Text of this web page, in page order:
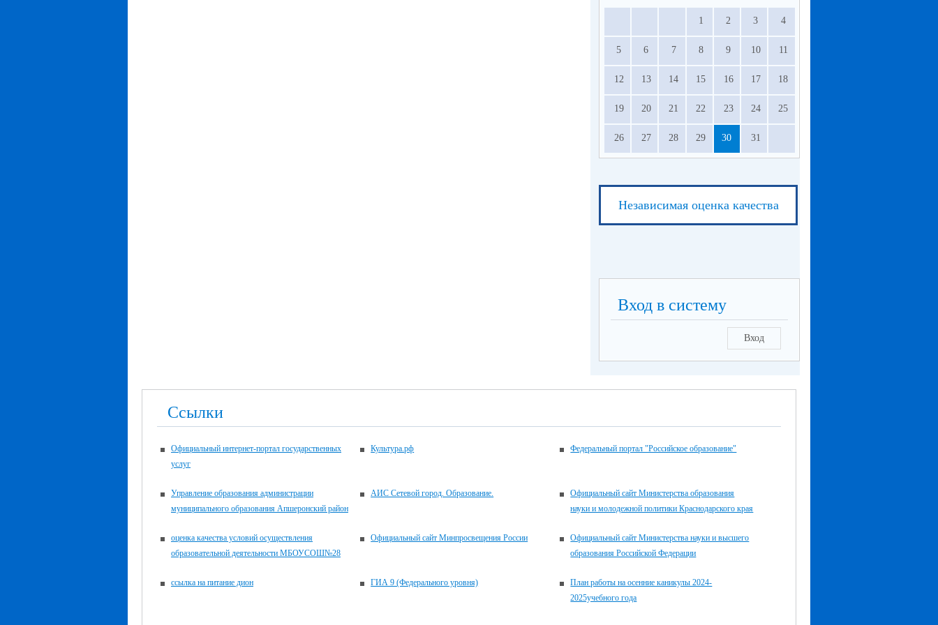
1 2 3 4
5 6 7 8 9 10 11
12 13 14 15 16 17 18
19 20 21 22 23 24 25
26 27 28 29 30 31
Независимая оценка качества
Вход в систему
Вход
Ссылки
Официальный интернет-портал государственных
услуг
Культура.рф Федеральный портал "Российское образование"
Управление образования администрации
муниципального образования Апшеронский район
АИС Сетевой город. Образование.
Официальный сайт Министерства образования
науки и молодежной политики Краснодарского края
оценка качества условий осуществления
образовательной деятельности МБОУСОШ№28
Официальный сайт Минпросвещения России
Официальный сайт Министерства науки и высшего
образования Российской Федерации
ссылка на питание дион ГИА 9 (Федерального уровня)
План работы на осенние каникулы 2024-
2025учебного года